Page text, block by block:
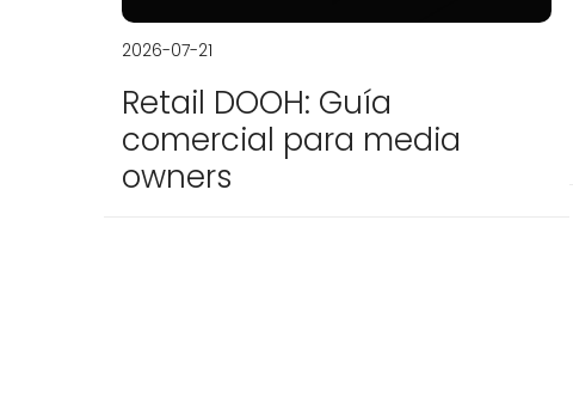
2026-07-21
Retail DOOH: Guía
comercial para media
owners